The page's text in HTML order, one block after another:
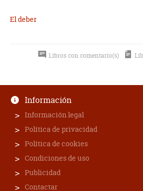
El deber
Libros con comentario(s)
Información
Información legal
Política de privacidad
Política de cookies
Condiciones de uso
Publicidad
Contactar